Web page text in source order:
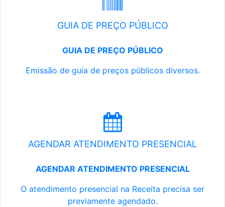
GUIA DE PREÇO PÚBLICO
GUIA DE PREÇO PÚBLICO
Emissão de guia de preços públicos diversos.
AGENDAR ATENDIMENTO PRESENCIAL
AGENDAR ATENDIMENTO PRESENCIAL
O atendimento presencial na Receita precisa ser
previamente agendado.